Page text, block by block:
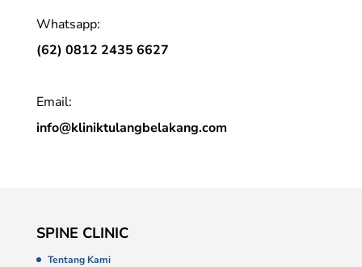
Whatsapp:
(62) 0812 2435 6627
Email:
info@kliniktulangbelakang.com
SPINE CLINIC
Tentang Kami